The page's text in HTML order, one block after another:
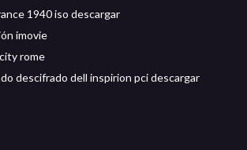
1940 iso descargar
imovie
rome
descifrado dell inspirion pci descargar